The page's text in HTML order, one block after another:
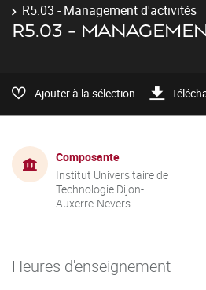
R5.03 - Management d'activités
R5.03 -
Ajouter à la sélection
Composante
Institut Universitaire de
Technologie Dijon-
Auxerre-Nevers
Heures d'enseignement